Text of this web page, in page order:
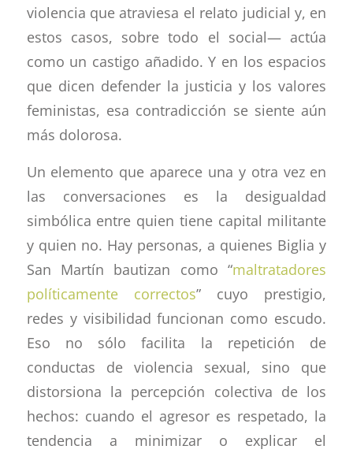
violencia que atraviesa el relato judicial y, en
estos casos, sobre todo el social— actúa
como un castigo añadido. Y en los espacios
que dicen defender la justicia y los valores
feministas, esa contradicción se siente aún
más dolorosa.
Un elemento que aparece una y otra vez en
las conversaciones es la desigualdad
simbólica entre quien tiene capital militante
y quien no. Hay personas, a quienes Biglia y
San Martín bautizan como “maltratadores
políticamente correctos” cuyo prestigio,
redes y visibilidad funcionan como escudo.
Eso no sólo facilita la repetición de
conductas de violencia sexual, sino que
distorsiona la percepción colectiva de los
hechos: cuando el agresor es respetado, la
tendencia a minimizar o explicar el